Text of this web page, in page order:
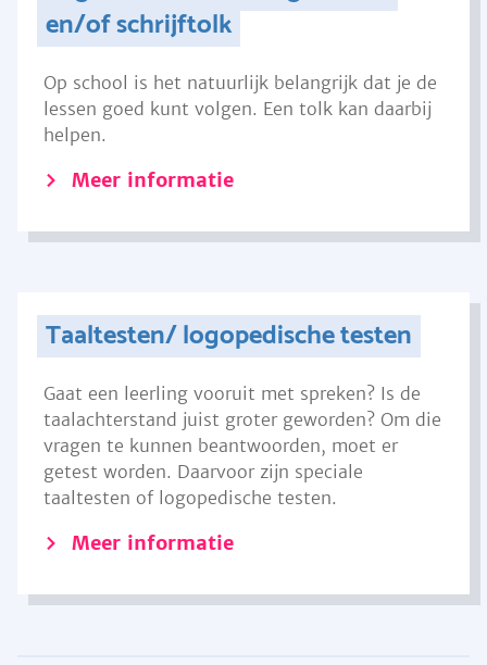
en/of schrijftolk
Op school is het natuurlijk belangrijk dat je de
lessen goed kunt volgen. Een tolk kan daarbij
helpen.
Meer informatie
Taaltesten/ logopedische testen
Gaat een leerling vooruit met spreken? Is de
taalachterstand juist groter geworden? Om die
vragen te kunnen beantwoorden, moet er
getest worden. Daarvoor zijn speciale
taaltesten of logopedische testen.
Meer informatie